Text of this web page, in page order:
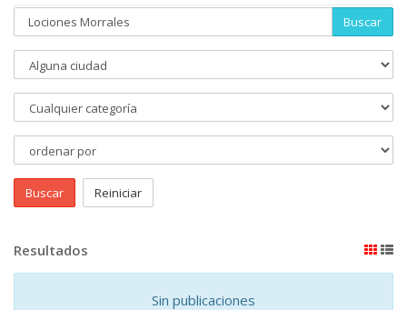
Buscar
Buscar Reiniciar
Resultados
Sin publicaciones